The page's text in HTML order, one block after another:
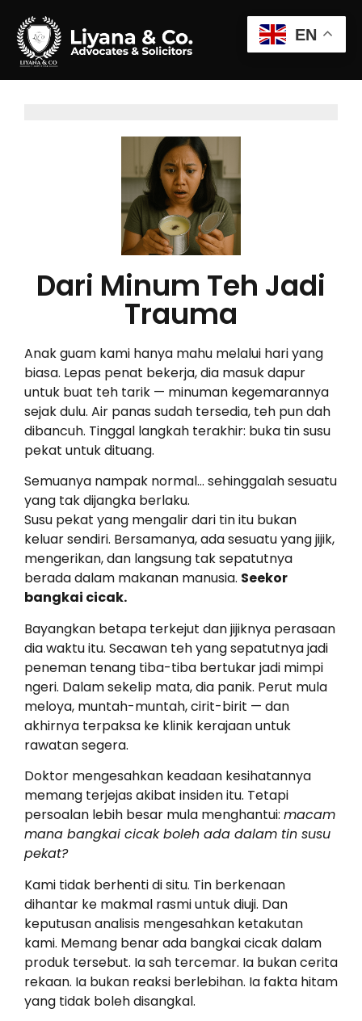
Dari Minum Teh Jadi
Trauma
Anak guam kami hanya mahu melalui hari yang
biasa. Lepas penat bekerja, dia masuk dapur
untuk buat teh tarik — minuman kegemarannya
sejak dulu. Air panas sudah tersedia, teh pun dah
dibancuh. Tinggal langkah terakhir: buka tin susu
pekat untuk dituang.
Semuanya nampak normal… sehinggalah sesuatu
yang tak dijangka berlaku.
Susu pekat yang mengalir dari tin itu bukan
keluar sendiri. Bersamanya, ada sesuatu yang jijik,
mengerikan, dan langsung tak sepatutnya
berada dalam makanan manusia. Seekor
bangkai cicak.
Bayangkan betapa terkejut dan jijiknya perasaan
dia waktu itu. Secawan teh yang sepatutnya jadi
peneman tenang tiba-tiba bertukar jadi mimpi
ngeri. Dalam sekelip mata, dia panik. Perut mula
meloya, muntah-muntah, cirit-birit — dan
akhirnya terpaksa ke klinik kerajaan untuk
rawatan segera.
Doktor mengesahkan keadaan kesihatannya
memang terjejas akibat insiden itu. Tetapi
persoalan lebih besar mula menghantui: macam
mana bangkai cicak boleh ada dalam tin susu
pekat?
Kami tidak berhenti di situ. Tin berkenaan
dihantar ke makmal rasmi untuk diuji. Dan
keputusan analisis mengesahkan ketakutan
kami. Memang benar ada bangkai cicak dalam
produk tersebut. Ia sah tercemar. Ia bukan cerita
rekaan. Ia bukan reaksi berlebihan. Ia fakta hitam
yang tidak boleh disangkal.
EN